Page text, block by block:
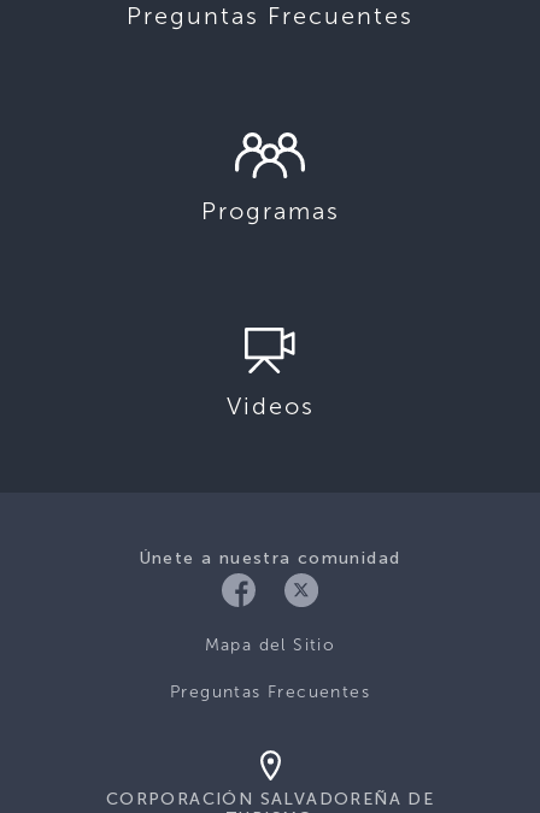
Preguntas Frecuentes
Programas
Videos
Únete a nuestra comunidad
Mapa del Sitio
Preguntas Frecuentes
CORPORACIÓN SALVADOREÑA DE